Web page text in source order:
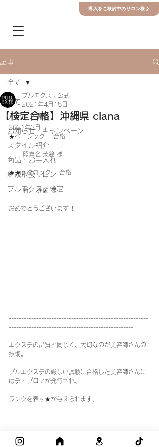
導入をご検討中のサロン様
記事
全て
メディア掲載
お知らせ・キャンペーン
スタイル紹介
商品・お手入れ
新規取扱サロン
プルエクステ検定
全て
【検定合格】沖縄県 clana
プルエクステ公式
2021年4月15日
2021年3月
★ベーシック　-合格-
照喜名 茉鈴 様
★★テクニック　-合格-
新川 蓮蘭 様
おめでとうございます!!
--------------------------------------------------------
--------------------------------------------------
エクステの品質と同じく、大切なのが美容師さんの
技術。
プルエクステの厳しい試験に合格した美容師さんに
はディプロマが発行され、
ランクを表す★が与えられます。